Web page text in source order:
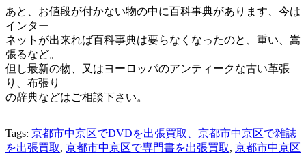
あと、お値段が付かない物の中に百科事典があります、今は
インター
ネットが出来れば百科事典は要らなくなったのと、重い、嵩
張るなど。
但し最新の物、又はヨーロッパのアンティークな古い革張
り、布張り
の辞典などはご相談下さい。
Tags: 京都市中京区でDVDを出張買取、京都市中京区で雑誌
を出張買取, 京都市中京区で専門書を出張買取, 京都市中京区